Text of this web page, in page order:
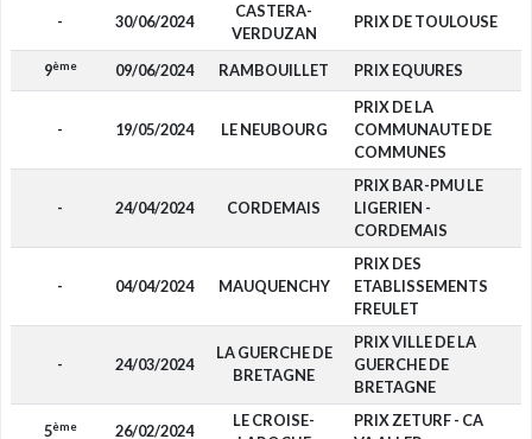
- 30/06/2024
CASTERA-
VERDUZAN
PRIX DE TOULOUSE
9ème 09/06/2024 RAMBOUILLET PRIX EQUURES
- 19/05/2024 LE NEUBOURG
PRIX DE LA
COMMUNAUTE DE
COMMUNES
- 24/04/2024 CORDEMAIS
PRIX BAR-PMU LE
LIGERIEN -
CORDEMAIS
- 04/04/2024 MAUQUENCHY
PRIX DES
ETABLISSEMENTS
FREULET
- 24/03/2024
LA GUERCHE DE
BRETAGNE
PRIX VILLE DE LA
GUERCHE DE
BRETAGNE
5ème 26/02/2024
LE CROISE-
PRIX ZETURF - CA